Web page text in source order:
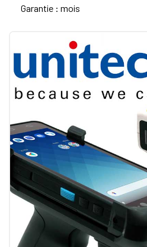
Garantie : mois